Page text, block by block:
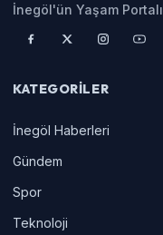
İnegöl'ün Yaşam Portalı
KATEGORILER
İnegöl Haberleri
Gündem
Spor
Teknoloji